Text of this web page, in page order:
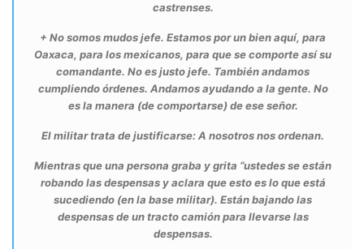
castrenses.
+ No somos mudos jefe. Estamos por un bien aquí, para
Oaxaca, para los mexicanos, para que se comporte así su
comandante. No es justo jefe. También andamos
cumpliendo órdenes. Andamos ayudando a la gente. No
es la manera (de comportarse) de ese señor.
El militar trata de justificarse: A nosotros nos ordenan.
Mientras que una persona graba y grita “ustedes se están
robando las despensas y aclara que esto es lo que está
sucediendo (en la base militar). Están bajando las
despensas de un tracto camión para llevarse las
despensas.